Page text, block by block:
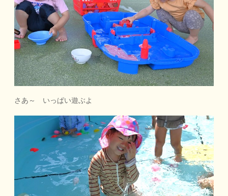
さあ～ いっぱい遊ぶよ